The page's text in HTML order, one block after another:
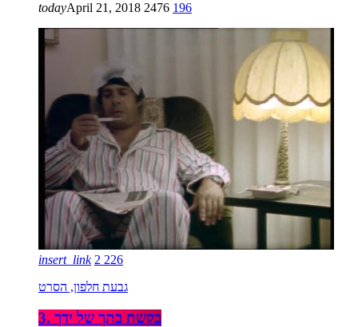
todayApril 21, 2018 2476 196
insert_link 2 226
גבעת חלפון, הסרט
3. בקשת בתך של ידך